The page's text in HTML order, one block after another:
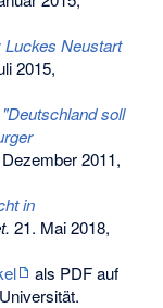
Luckes Neustart
2015,
soll
2011,
in
21. Mai 2018,
als PDF auf